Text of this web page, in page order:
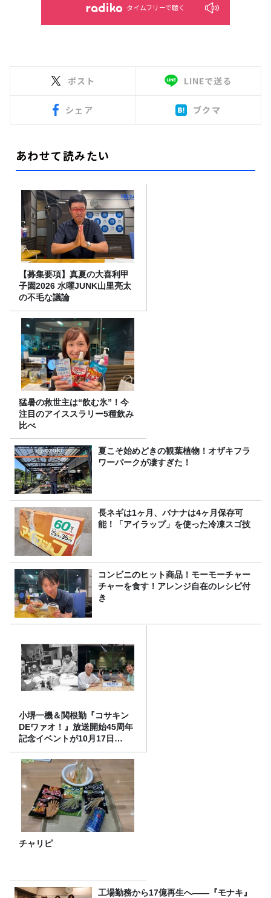
タイムフリーで聴く
ポスト LINEで送る
シェア ブクマ
あわせて読みたい
【募集要項】真夏の大喜利甲
子園2026 水曜JUNK山里亮太
の不毛な議論
猛暑の救世主は“飲む氷”！今
注目のアイススラリー5種飲み
比べ
夏こそ始めどきの観葉植物！オザキフラ
ワーパークが凄すぎた！
長ネギは1ヶ月、バナナは4ヶ月保存可
能！「アイラップ」を使った冷凍スゴ技
コンビニのヒット商品！モーモーチャー
チャーを食す！アレンジ自在のレシピ付
き
小堺一機＆関根勤『コサキン
DEワァオ！』放送開始45周年
記念イベントが10月17日
（土）に開催決定！本日より
FC先行受付スタート！
チャリピ
工場勤務から17億再生へ——『モナキ』